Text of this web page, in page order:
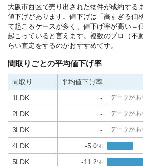
大阪市西区で売り出された物件が成約する
値下げがあります。値下げは「高すぎる価
て起こるケースが多く、値下げ率が高い＝
起こっていると言えます。複数のプロ（不
らい査定をするのがおすすめです。
間取りごとの平均値下げ率
間取り 平均値下げ率
1LDK - データがあ
2LDK - データがあ
3LDK - データがあ
4LDK -5.0%
5LDK -11.2%